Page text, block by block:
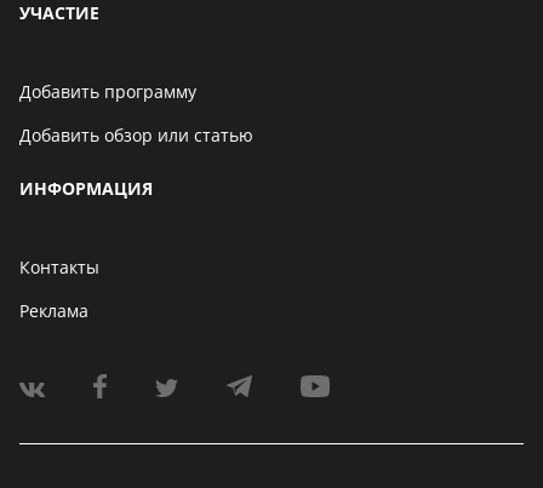
УЧАСТИЕ
Добавить программу
Добавить обзор или статью
ИНФОРМАЦИЯ
Контакты
Реклама